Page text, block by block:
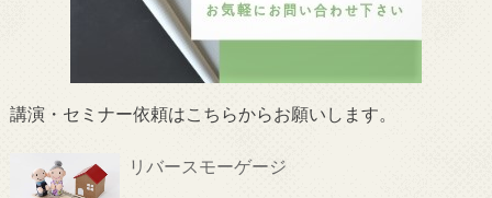
講演・セミナー依頼はこちらからお願いします。
リバースモーゲージ